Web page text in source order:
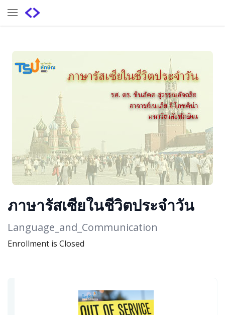
ภาษารัสเซียในชีวิตประจำวัน
Language_and_Communication
Enrollment is Closed